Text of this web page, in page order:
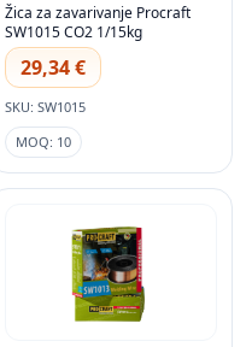
Žica za zavarivanje Procraft
SW1015 CO2 1/15kg
29,34 €
SKU: SW1015
MOQ: 10